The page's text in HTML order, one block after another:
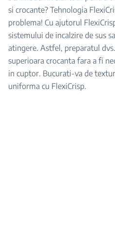
si crocante? Tehnologia
problema! Cu ajutorul
sistemului de incalzire de sus
atingere. Astfel, preparatul
superioara crocanta fara a fi
in cuptor. Bucurati-va de
uniforma cu FlexiCrisp.